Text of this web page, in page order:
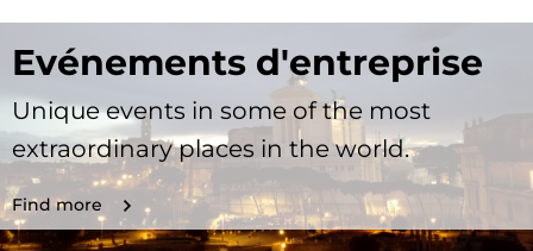
Evénements d'entreprise
Unique events in some of the most
extraordinary places in the world.
Find more